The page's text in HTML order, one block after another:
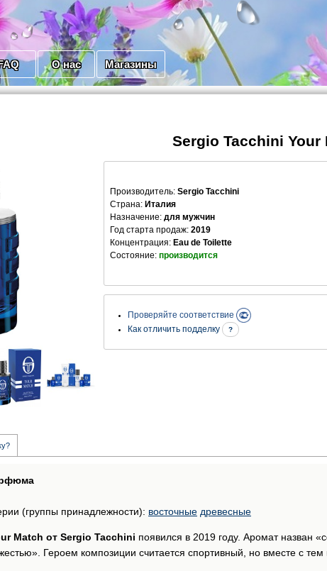
О нас Магазины
Sergio Tacchini Your
Производитель: Sergio Tacchini
Страна: Италия
Назначение: для мужчин
Год старта продаж: 2019
Концентрация: Eau de Toilette
Состояние: производится
Проверяйте соответствие
Как отличить подделку
?
(группы принадлежности): восточные древесные
Match от Sergio Tacchini появился в 2019 году. Аромат назван
Героем композиции считается спортивный, но вместе с